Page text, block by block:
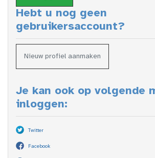
Hebt u nog geen
gebruikersaccount?
Nieuw profiel aanmaken
Je kan ook op volgende
inloggen:
Twitter
Facebook